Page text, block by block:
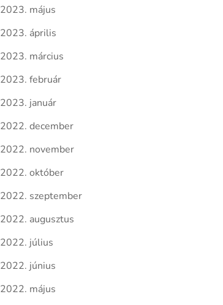
2023. május
2023. április
2023. március
2023. február
2023. január
2022. december
2022. november
2022. október
2022. szeptember
2022. augusztus
2022. július
2022. június
2022. május